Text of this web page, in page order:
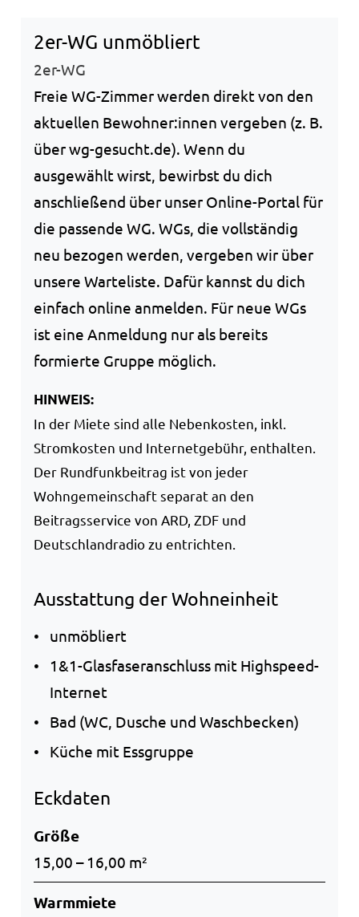
2er-WG unmöbliert
2er-WG
Freie WG-Zimmer werden direkt von den
aktuellen Bewohner:innen vergeben (z. B.
über wg-gesucht.de). Wenn du
ausgewählt wirst, bewirbst du dich
anschließend über unser Online-Portal für
die passende WG. WGs, die vollständig
neu bezogen werden, vergeben wir über
unsere Warteliste. Dafür kannst du dich
einfach online anmelden. Für neue WGs
ist eine Anmeldung nur als bereits
formierte Gruppe möglich.
HINWEIS:
In der Miete sind alle Nebenkosten, inkl.
Stromkosten und Internetgebühr, enthalten.
Der Rundfunkbeitrag ist von jeder
Wohngemeinschaft separat an den
Beitragsservice von ARD, ZDF und
Deutschlandradio zu entrichten.
Ausstattung der Wohneinheit
unmöbliert
1&1-Glasfaseranschluss mit Highspeed-
Internet
Bad (WC, Dusche und Waschbecken)
Küche mit Essgruppe
Eckdaten
Größe
15,00 – 16,00 m²
Warmmiete